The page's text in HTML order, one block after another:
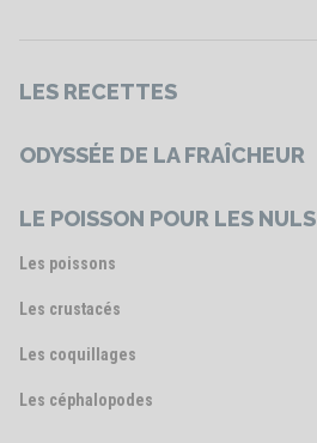
LES RECETTES
ODYSSÉE DE LA FRAÎCHEUR
LE POISSON POUR LES NULS
Les poissons
Les crustacés
Les coquillages
Les céphalopodes